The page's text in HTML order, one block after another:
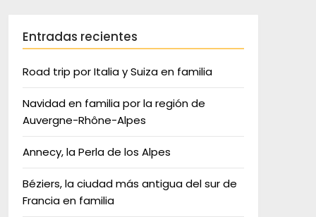
Entradas recientes
Road trip por Italia y Suiza en familia
Navidad en familia por la región de
Auvergne-Rhône-Alpes
Annecy, la Perla de los Alpes
Béziers, la ciudad más antigua del sur de
Francia en familia